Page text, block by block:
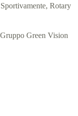
Rotary
Green Vision